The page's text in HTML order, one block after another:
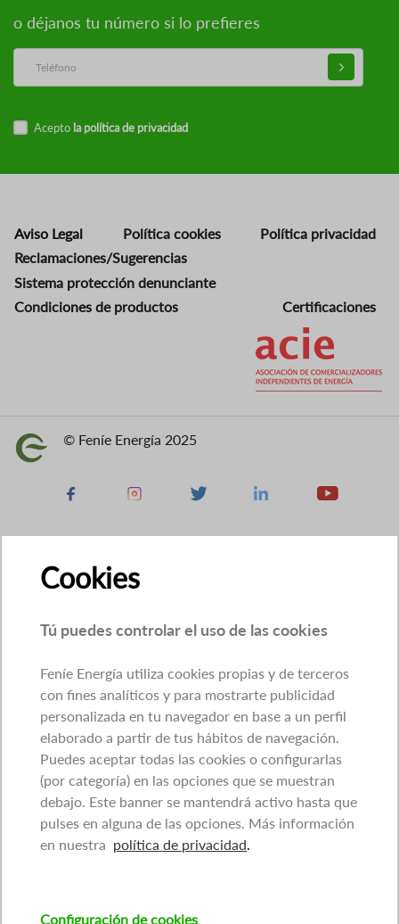
o déjanos tu número si lo prefieres
Acepto la política de privacidad
Aviso Legal Política cookies
Política privacidad
Reclamaciones/Sugerencias
Sistema protección denunciante
Condiciones de productos
Certificaciones
Imagen © Feníe Energía 2025
Facebook Instagram X Linkedin Youtube
Cookies
Tú puedes controlar el uso de las cookies
Feníe Energía utiliza cookies propias y de terceros
con fines analíticos y para mostrarte publicidad
personalizada en tu navegador en base a un perfil
elaborado a partir de tus hábitos de navegación.
Puedes aceptar todas las cookies o configurarlas
(por categoría) en las opciones que se muestran
debajo. Este banner se mantendrá activo hasta que
pulses en alguna de las opciones. Más información
en nuestra política de privacidad
Configuración de cookies